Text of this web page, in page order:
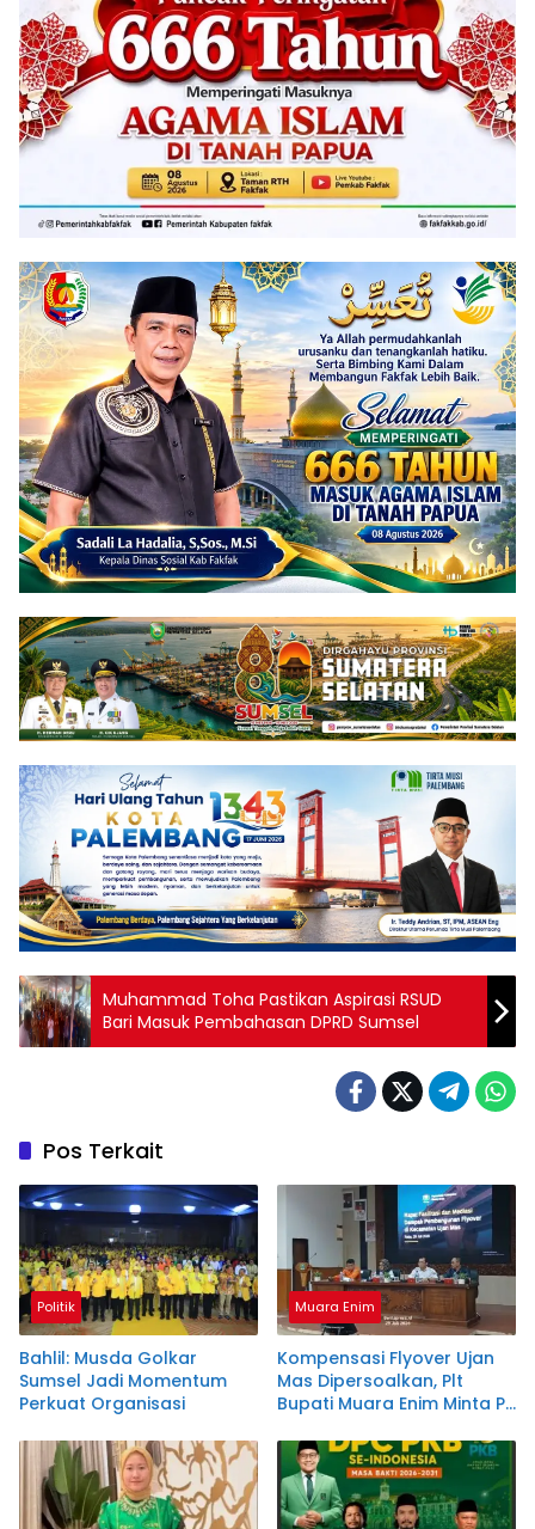
Muhammad Toha Pastikan Aspirasi RSUD
Bari Masuk Pembahasan DPRD Sumsel
Pos Terkait
Politik
Bahlil: Musda Golkar
Sumsel Jadi Momentum
Perkuat Organisasi
Muara Enim
Kompensasi Flyover Ujan
Mas Dipersoalkan, Plt
Bupati Muara Enim Minta PT